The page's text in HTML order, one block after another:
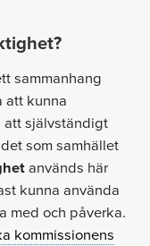
sammanhang
att kunna
att självständigt
som samhället
används här
kunna använda
med och påverka.
kommissionens